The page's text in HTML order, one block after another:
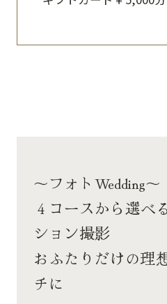
～フォトWedding～
４コースから選べ
ション撮影
おふたりだけの理
チに